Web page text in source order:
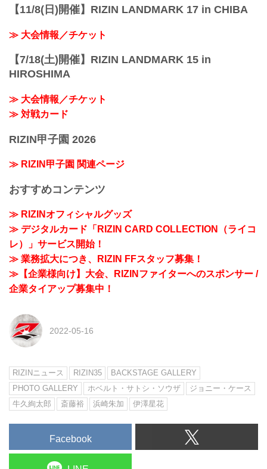
【11/8(日)開催】RIZIN LANDMARK 17 in CHIBA
≫ 大会情報／チケット
【7/18(土)開催】RIZIN LANDMARK 15 in
HIROSHIMA
≫ 大会情報／チケット
≫ 対戦カード
RIZIN甲子園 2026
≫ RIZIN甲子園 関連ページ
おすすめコンテンツ
≫ RIZINオフィシャルグッズ
≫ デジタルカード「RIZIN CARD COLLECTION（ライコ
レ）」サービス開始！
≫ 業務拡大につき、RIZIN FFスタッフ募集！
≫【企業様向け】大会、RIZINファイターへのスポンサー /
企業タイアップ募集中！
2022-05-16
RIZINニュース RIZIN35
BACKSTAGE GALLERY
PHOTO GALLERY
ホベルト・サトシ・ソウザ
ジョニー・ケース
牛久絢太郎
斎藤裕 浜崎朱加 伊澤星花
Facebook